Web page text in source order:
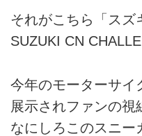
それがこちら「スズ
SUZUKI CN
今年のモーターサイ
展示されファンの視
なにしろこのスニー